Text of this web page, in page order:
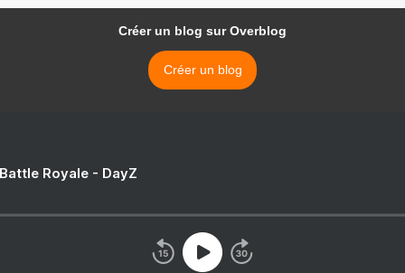
Créer un blog sur Overblog
Créer un blog
Royale - DayZ